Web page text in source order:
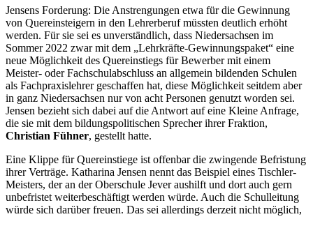
Jensens Forderung: Die Anstrengungen etwa für die Gewinnung
von Quereinsteigern in den Lehrerberuf müssten deutlich erhöht
werden. Für sie sei es unverständlich, dass Niedersachsen im
Sommer 2022 zwar mit dem „Lehrkräfte-Gewinnungspaket“ eine
neue Möglichkeit des Quereinstiegs für Bewerber mit einem
Meister- oder Fachschulabschluss an allgemein bildenden Schulen
als Fachpraxislehrer geschaffen hat, diese Möglichkeit seitdem aber
in ganz Niedersachsen nur von acht Personen genutzt worden sei.
Jensen bezieht sich dabei auf die Antwort auf eine Kleine Anfrage,
die sie mit dem bildungspolitischen Sprecher ihrer Fraktion,
Christian Fühner, gestellt hatte.
Eine Klippe für Quereinstiege ist offenbar die zwingende Befristung
ihrer Verträge. Katharina Jensen nennt das Beispiel eines Tischler-
Meisters, der an der Oberschule Jever aushilft und dort auch gern
unbefristet weiterbeschäftigt werden würde. Auch die Schulleitung
würde sich darüber freuen. Das sei allerdings derzeit nicht möglich,